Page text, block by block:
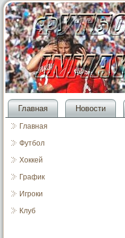
Главная Новости
Главная
Футбол
Хоккей
График
Игроки
Клуб